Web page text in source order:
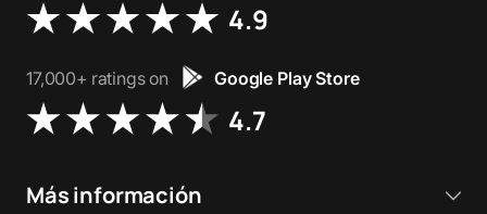
4.9
17,000+ ratings on Google Play Store
4.7
Más información